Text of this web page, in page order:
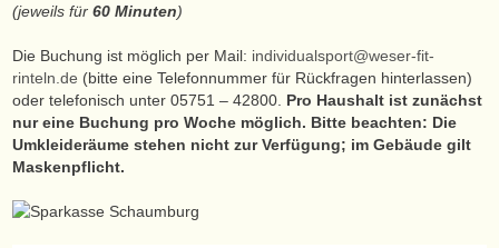
(jeweils für60 Minuten)
Die Buchung ist möglich per Mail: individualsport@weser-fit-
rinteln.de (bitte eine Telefonnummer für Rückfragen hinterlassen)
oder telefonisch unter 05751 – 42800. Pro Haushalt ist zunächst
nur eine Buchung pro Woche möglich. Bitte beachten: Die
Umkleideräume stehen nicht zur Verfügung; im Gebäude gilt
Maskenpflicht.